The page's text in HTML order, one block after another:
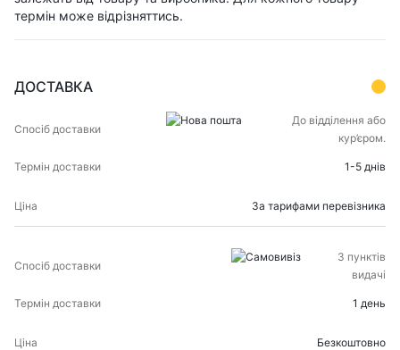
термін може відрізняттись.
ДОСТАВКА
ДОСТАВКИДОСТАВКИ
До відділення або
кур’єром.
1-5 днів
За тарифами перевізника
З пунктів
видачі
1 день
Безкоштовно